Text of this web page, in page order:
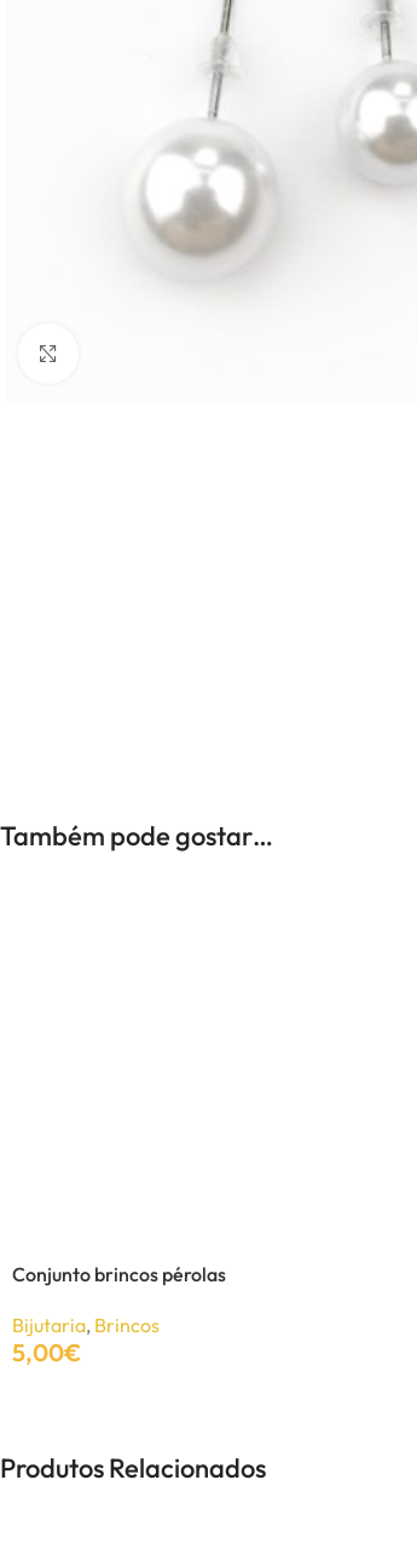
-35%
Adicionar
Também pode gostar…
Conjunto brincos pérolas
Bijutaria, Brincos
5,00€
Produtos Relacionados